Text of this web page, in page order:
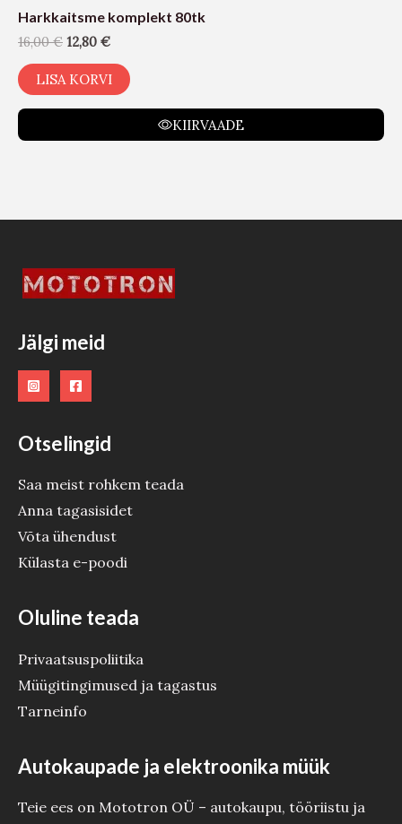
Harkkaitsme komplekt 80tk
16,00€ 12,80 €
LISA KORVI
KIIRVAADE
Jälgi meid
Otselingid
Saa meist rohkem teada
Anna tagasisidet
Võta ühendust
Külasta e-poodi
Oluline teada
Privaatsuspoliitika
Müügitingimused ja tagastus
Tarneinfo
Autokaupade ja elektroonika müük
Teie ees on Mototron OÜ – autokaupu, tööriistu ja